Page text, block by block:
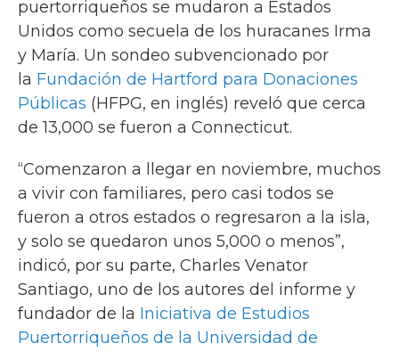
puertorriqueños se mudaron a Estados
Unidos como secuela de los huracanes Irma
y María. Un sondeo subvencionado por
la Fundación de Hartford para Donaciones
Públicas (HFPG, en inglés) reveló que cerca
de 13,000 se fueron a Connecticut.
“Comenzaron a llegar en noviembre, muchos
a vivir con familiares, pero casi todos se
fueron a otros estados o regresaron a la isla,
y solo se quedaron unos 5,000 o menos”,
indicó, por su parte, Charles Venator
Santiago, uno de los autores del informe y
fundador de la Iniciativa de Estudios
Puertorriqueños de la Universidad de